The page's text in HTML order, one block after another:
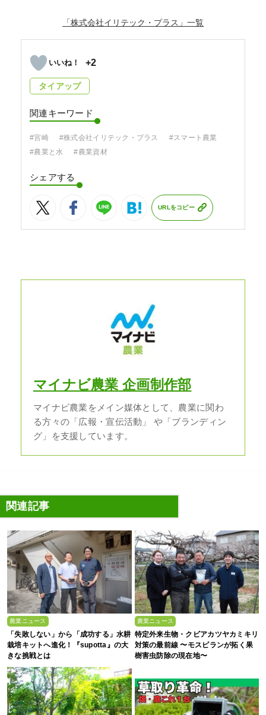
「株式会社イリテック・プラス」
+2
タイアップ
関連キーワード
#宮崎 #株式会社イリテック・プラス
#スマート農業
#農業と水
#農業資材
シェアする
URLをコピー
マイナビ農業 企画制作部
マイナビ農業をメイン媒体として、農業に関わ
る方々の「広報・宣伝活動」 や「ブランディン
グ」を支援しています。
関連記事
農業ニュース
「失敗しない」から「成功する」水耕
栽培キットへ進化！『supotta』の大
きな挑戦とは
農業ニュース
特定外来生物・クビアカツヤカミキリ
対策の最前線 〜モスピランが拓く果
樹害虫防除の現在地〜